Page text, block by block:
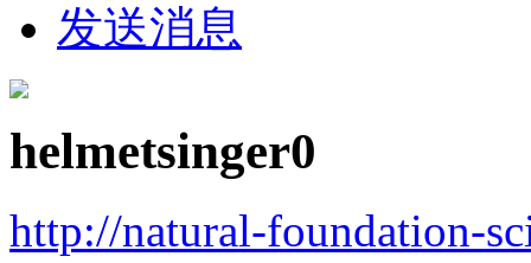
发送消息
helmetsinger0
http://natural-foundation-